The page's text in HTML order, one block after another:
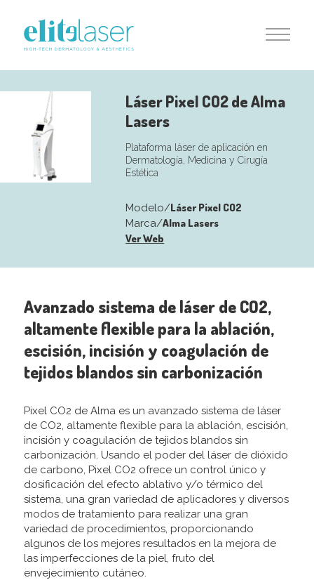
Láser Pixel CO2 de Alma
Lasers
Plataforma láser de aplicación en
Dermatología, Medicina y Cirugía
Estética
Modelo/Láser Pixel CO2
Marca/Alma Lasers
Ver Web
Avanzado sistema de láser de CO2,
altamente flexible para la ablación,
escisión, incisión y coagulación de
tejidos blandos sin carbonización
Pixel CO2 de Alma es un avanzado sistema de láser
de CO2, altamente flexible para la ablación, escisión,
incisión y coagulación de tejidos blandos sin
carbonización. Usando el poder del láser de dióxido
de carbono, Pixel CO2 ofrece un control único y
dosificación del efecto ablativo y/o térmico del
sistema, una gran variedad de aplicadores y diversos
modos de tratamiento para realizar una gran
variedad de procedimientos, proporcionando
algunos de los mejores resultados en la mejora de
las imperfecciones de la piel, fruto del
envejecimiento cutáneo.